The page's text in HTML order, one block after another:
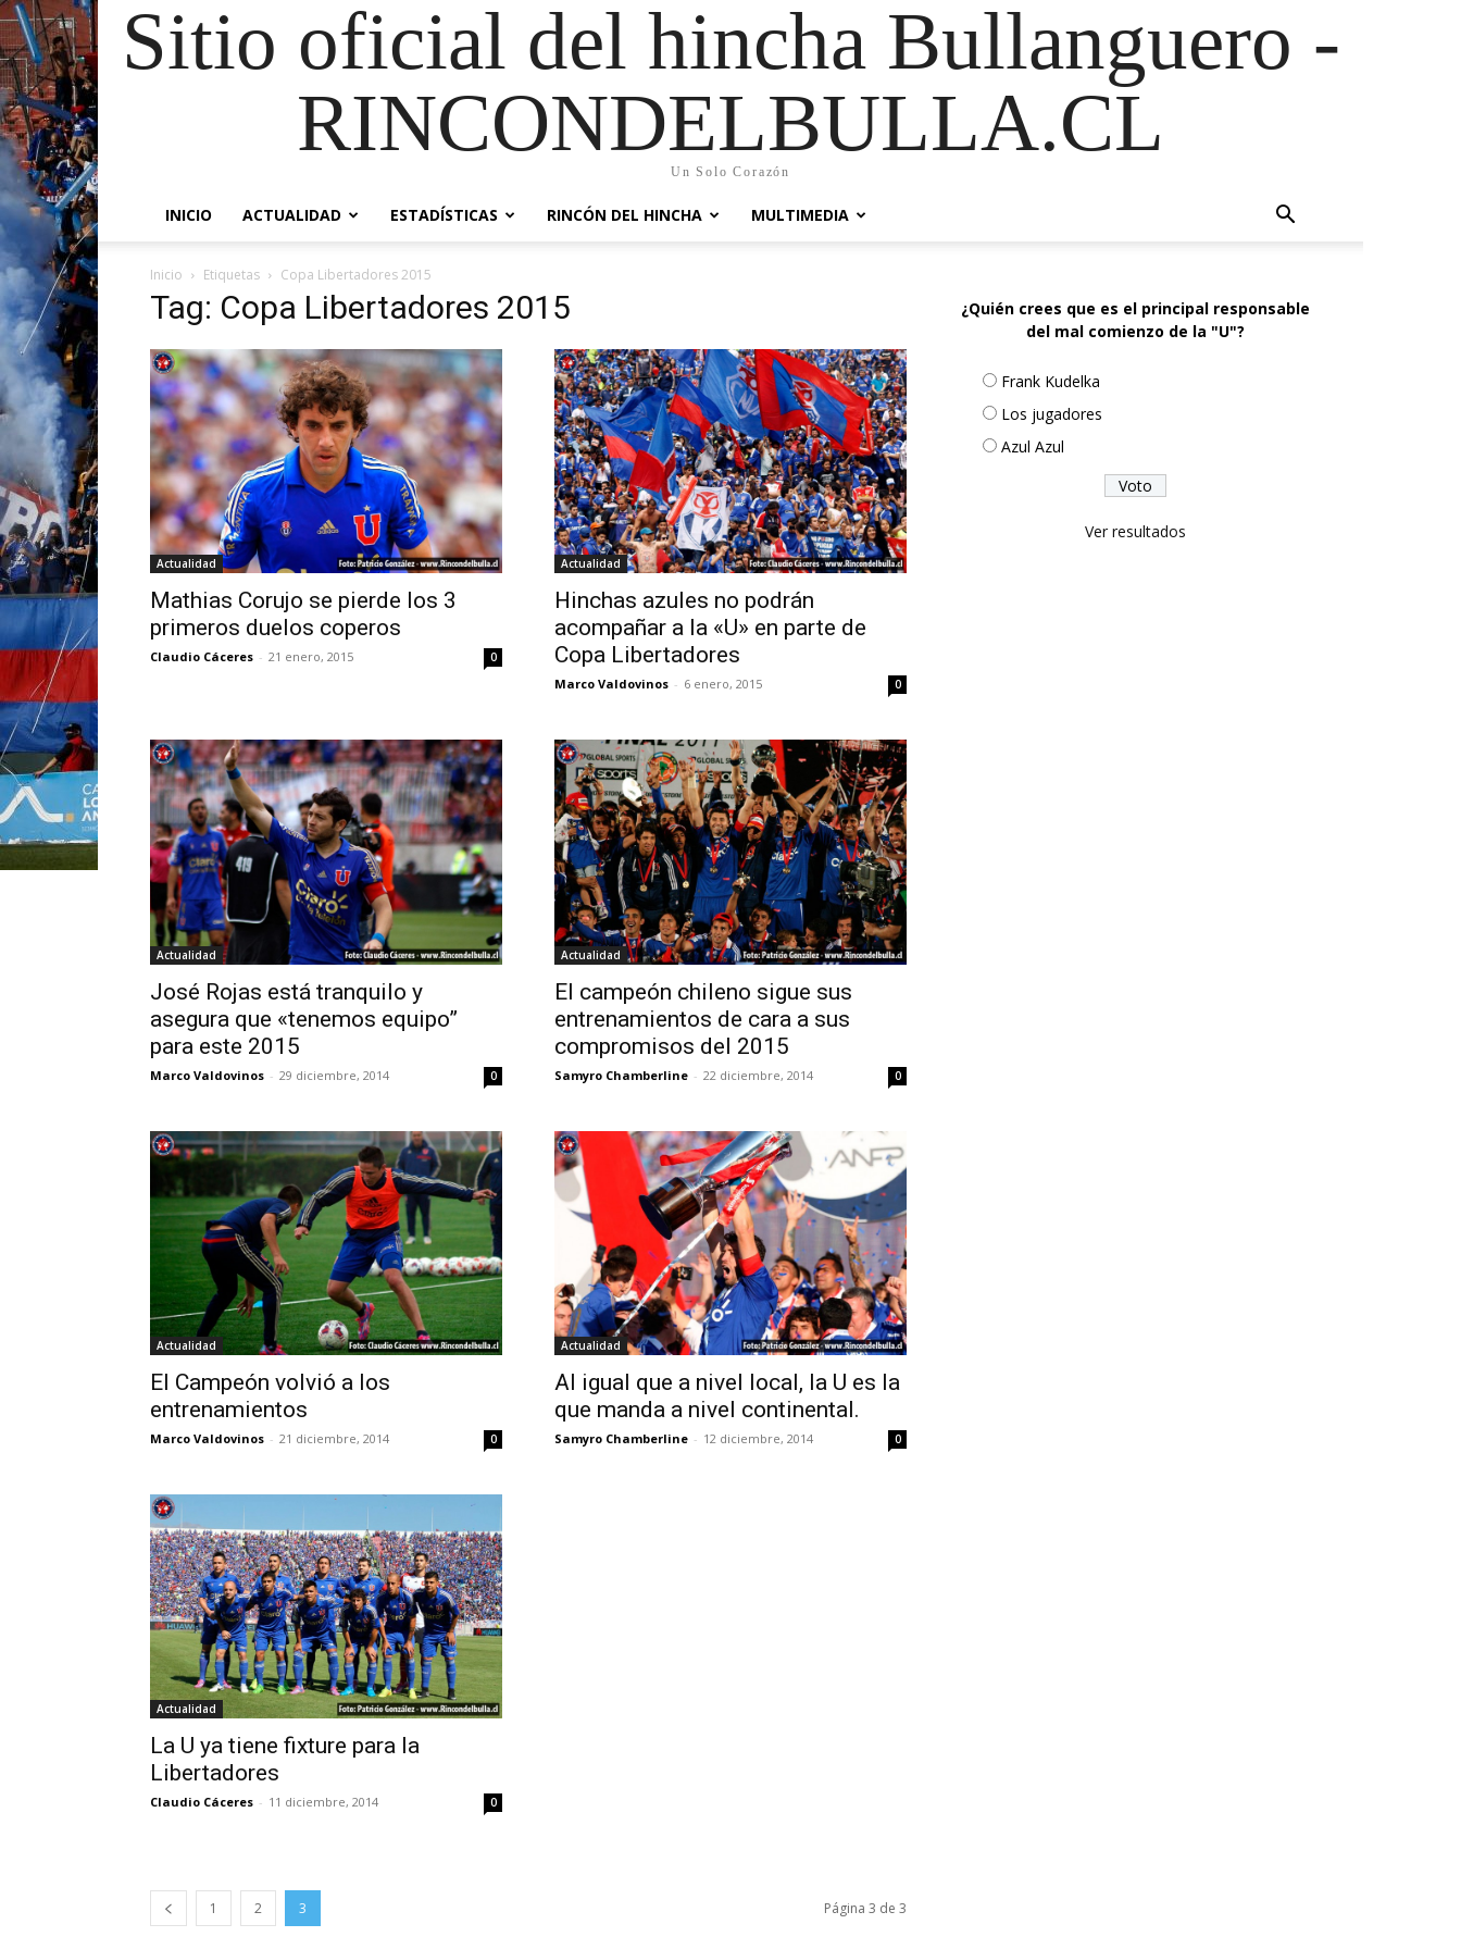
Sitio oficial del hincha Bullanguero -
RINCONDELBULLA.CL
Un Solo Corazón
INICIO ACTUALIDAD ESTADÍSTICAS RINCÓN DEL HINCHA MULTIMEDIA
Inicio Etiquetas Copa Libertadores 2015
Tag: Copa Libertadores 2015
Actualidad
Mathias Corujo se pierde los 3
primeros duelos coperos
Claudio Cáceres - 21 enero, 2015 0
Actualidad
Hinchas azules no podrán
acompañar a la «U» en parte de
Copa Libertadores
Marco Valdovinos - 6 enero, 2015 0
Actualidad
José Rojas está tranquilo y
asegura que «tenemos equipo”
para este 2015
Marco Valdovinos - 29 diciembre, 2014 0
Actualidad
El campeón chileno sigue sus
entrenamientos de cara a sus
compromisos del 2015
Samyro Chamberline - 22 diciembre, 2014 0
Actualidad
El Campeón volvió a los
entrenamientos
Marco Valdovinos - 21 diciembre, 2014 0
Actualidad
Al igual que a nivel local, la U es la
que manda a nivel continental.
Samyro Chamberline - 12 diciembre, 2014 0
Actualidad
La U ya tiene fixture para la
Libertadores
Claudio Cáceres - 11 diciembre, 2014 0
1 2 3 Página 3 de 3
¿Quién crees que es el principal responsable
del mal comienzo de la "U"?
Frank Kudelka
Los jugadores
Azul Azul
Ver resultados